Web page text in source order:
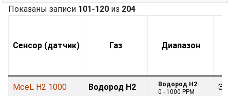
Показаны записи 101-120 из 204
Сенсор (датчик) Газ Диапазон
MceL H2 1000 Водород H2
Водород H2:
0 - 1000 PPM